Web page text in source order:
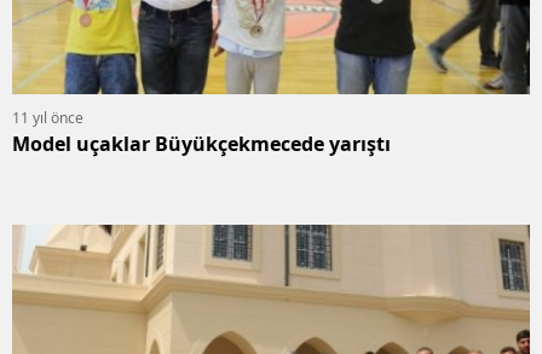
11 yıl önce
Model uçaklar Büyükçekmecede yarıştı